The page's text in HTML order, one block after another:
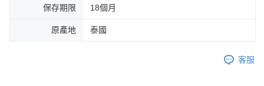
保存期限 18個月
原產地 泰國
客服